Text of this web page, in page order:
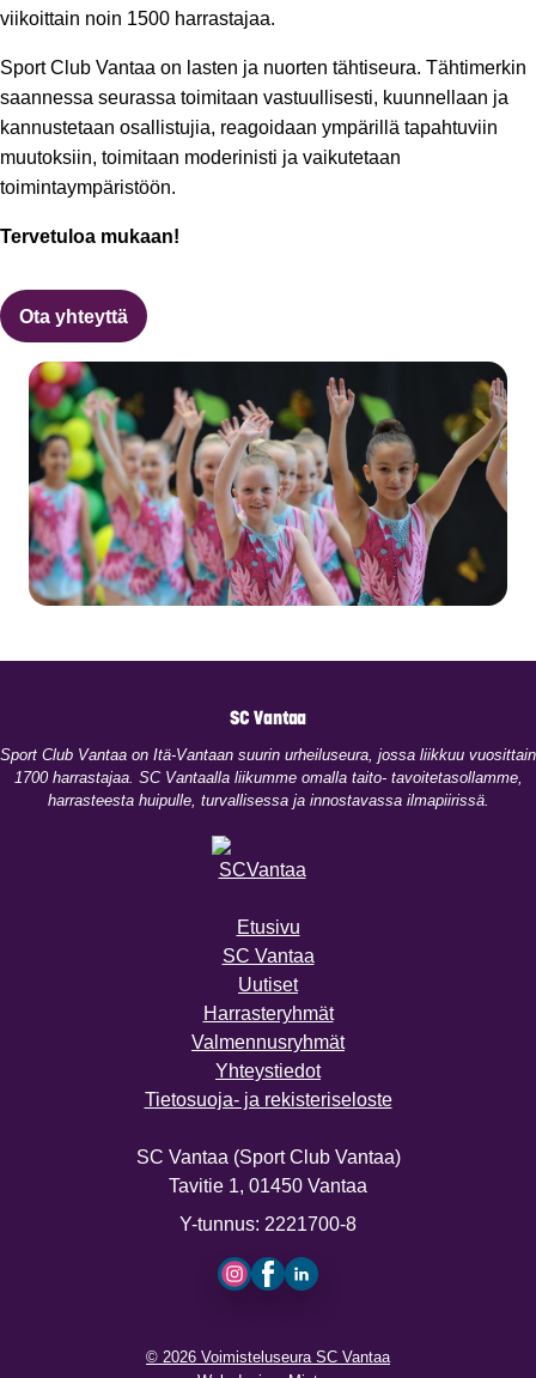
viikoittain noin 1500 harrastajaa.
Sport Club Vantaa on lasten ja nuorten tähtiseura. Tähtimerkin
saannessa seurassa toimitaan vastuullisesti, kuunnellaan ja
kannustetaan osallistujia, reagoidaan ympärillä tapahtuviin
muutoksiin, toimitaan moderinisti ja vaikutetaan
toimintaympäristöön.
Tervetuloa mukaan!
Ota yhteyttä
SC Vantaa
​Sport Club Vantaa on Itä-Vantaan suurin urheiluseura, jossa liikkuu vuosittain
1700 harrastajaa. SC Vantaalla liikumme omalla taito- tavoitetasollamme,
harrasteesta huipulle, turvallisessa ja innostavassa ilmapiirissä.
Etusivu
SC Vantaa
Uutiset
Harrasteryhmät
Valmennusryhmät
Yhteystiedot
Tietosuoja- ja rekisteriseloste
SC Vantaa (Sport Club Vantaa)
Tavitie 1, 01450 Vantaa
Y-tunnus: 2221700-8
Instagram
Facebook
LinkedIn
© 2026 Voimisteluseura SC Vantaa